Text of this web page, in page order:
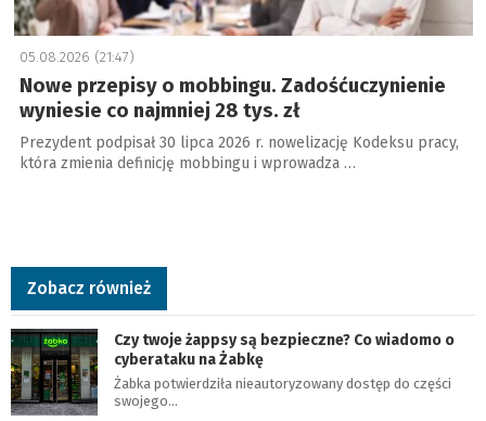
05.08.2026 (21:47)
Nowe przepisy o mobbingu. Zadośćuczynienie
wyniesie co najmniej 28 tys. zł
Prezydent podpisał 30 lipca 2026 r. nowelizację Kodeksu pracy,
która zmienia definicję mobbingu i wprowadza …
Zobacz również
Czy twoje żappsy są bezpieczne? Co wiadomo o
cyberataku na Żabkę
Żabka potwierdziła nieautoryzowany dostęp do części
swojego…